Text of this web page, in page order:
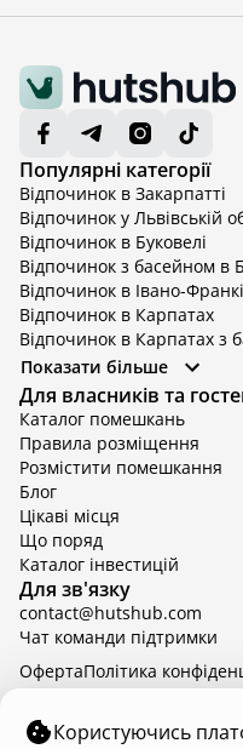
Популярні категорії
Відпочинок в Закарпатті
Відпочинок у Львівській
Відпочинок в Буковелі
Відпочинок з басейном в
Відпочинок в Івано-
Відпочинок в Карпатах
Відпочинок в Карпатах з
Відпочинок в Київській
Відпочинок в Київській
Відпочинок в
Відпочинок у Вінницькій
Відпочинок в Яремче
Відпочинок у Львівській
Відпочинок з басейном в
Показати більше
Для власників та
Каталог помешкань
Правила розміщення
Розмістити помешкання
Блог
Цікаві місця
Що поряд
Каталог інвестицій
Для зв'язку
contact@hutshub.com
Чат команди підтримки
hutshub | ©2026
ОфертаПолітика
Користуючись